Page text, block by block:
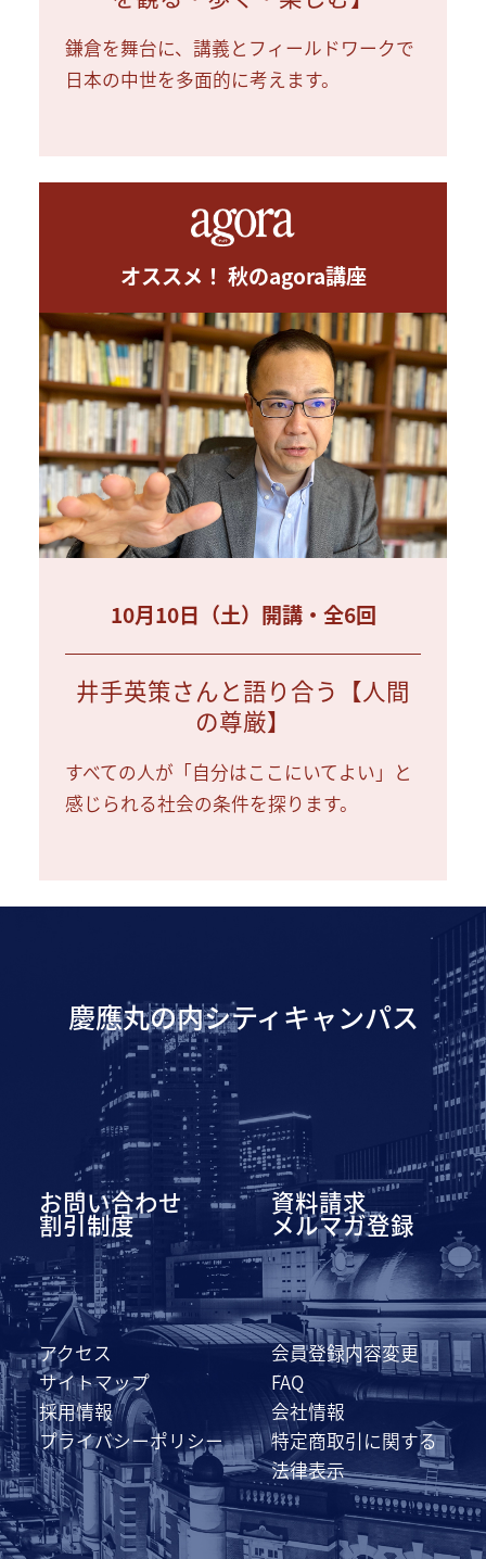
鎌倉を舞台に、講義とフィールドワークで
日本の中世を多面的に考えます。
オススメ！ 秋のagora講座
10月10日（土）開講・全6回
井手英策さんと語り合う【人間
の尊厳】
すべての人が「自分はここにいてよい」と
感じられる社会の条件を探ります。
慶應丸の内シティキャンパス
お問い合わせ 資料請求
割引制度 メルマガ登録
アクセス
会員登録内容変更
サイトマップ
FAQ
採用情報
会社情報
プライバシーポリシー
特定商取引に関する
法律表示